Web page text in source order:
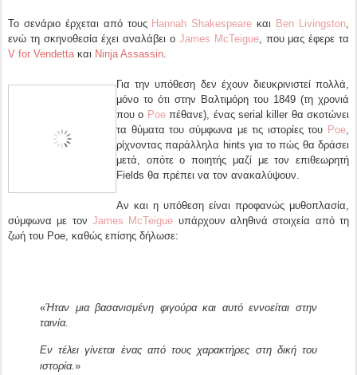
Το σενάριο έρχεται από τους Hannah Shakespeare και Ben Livingston,
ενώ τη σκηνοθεσία έχει αναλάβει ο James McTeigue, που μας έφερε τα
V for Vendetta και Ninja Assassin.
Για την υπόθεση δεν έχουν διευκρινιστεί πολλά,
μόνο το ότι στην Βαλτιμόρη του 1849 (τη χρονιά
που ο Poeπέθανε), ένας serial killer θα σκοτώνει
τα θύματα του σύμφωνα με τις ιστορίες του Poe,
ρίχνοντας παράλληλα hints για το πώς θα δράσει
μετά, οπότε ο ποιητής μαζί με τον επιθεωρητή
Fields θα πρέπει να τον ανακαλύψουν.
Αν και η υπόθεση είναι προφανώς μυθοπλασία,
σύμφωνα με τον James McTeigue υπάρχουν αληθινά στοιχεία από τη
ζωή του Poe, καθώς επίσης δήλωσε:
«Ήταν μια βασανισμένη φιγούρα και αυτό εννοείται στην
ταινία.
Εν τέλει γίνεται ένας από τους χαρακτήρες στη δική του
ιστορία.»